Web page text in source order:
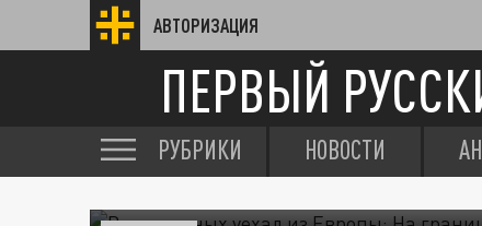
АВТОРИЗАЦИЯ
ПЕРВЫЙ
РУБРИКИ НОВОСТИ